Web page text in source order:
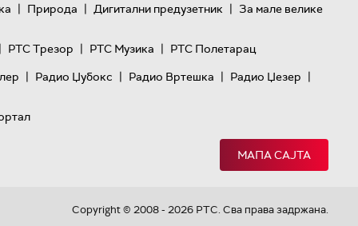
| Природа | Дигитални предузетник | За мале велике
| РТС Трезор | РТС Музика | РТС Полетарац
| Радио Џубокс | Радио Вртешка | Радио Џезер |
МАПА САЈТА
Copyright © 2008 - 2026 РТС. Сва права задржана.